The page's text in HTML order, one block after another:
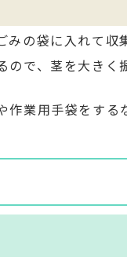
の袋に入れて収
で、茎を大きく
業用手袋をす